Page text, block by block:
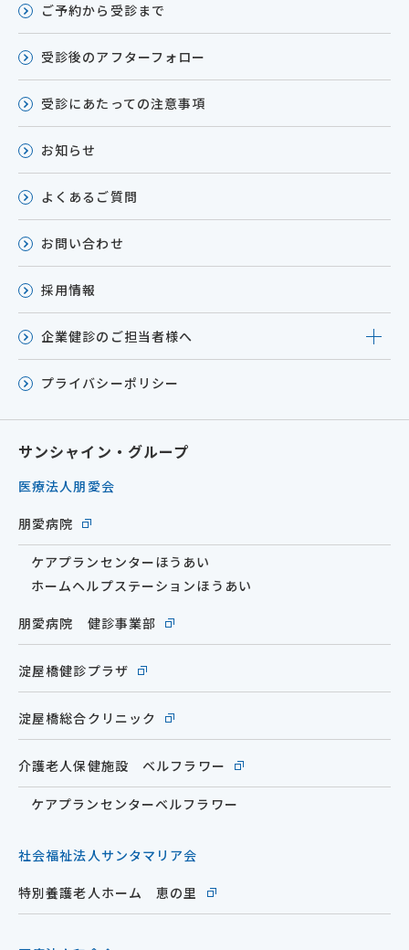
ご予約から受診まで
受診後のアフターフォロー
受診にあたっての注意事項
お知らせ
よくあるご質問
お問い合わせ
採用情報
企業健診のご担当者様へ
プライバシーポリシー
サンシャイン・グループ
医療法人朋愛会
朋愛病院
ケアプランセンターほうあい
ホームヘルプステーションほうあい
朋愛病院 健診事業部
淀屋橋健診プラザ
淀屋橋総合クリニック
介護老人保健施設 ベルフラワー
ケアプランセンターベルフラワー
社会福祉法人サンタマリア会
特別養護老人ホーム 恵の里